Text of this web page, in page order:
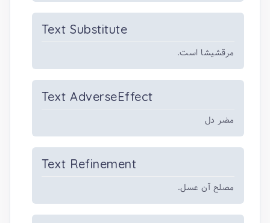
Text Substitute
مرقشیشا است.
Text AdverseEffect
مضر دل
Text Refinement
مصلح آن عسل.